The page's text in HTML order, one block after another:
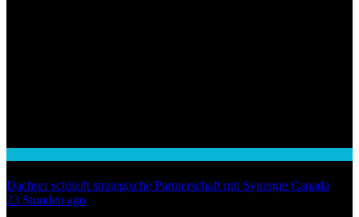
Dachser schließt strategische Partnerschaft mit Synergie Canada
23 Stunden ago